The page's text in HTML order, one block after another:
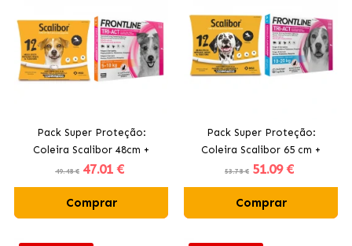
Pack Super Proteção:
Coleira Scalibor 48cm +
Frontline Tri-Act 3 Pipetas
49.48 € 47.01 €
Comprar
Pack Super Proteção:
Coleira Scalibor 65 cm +
Frontline Tri-Act 3 pipetas
tamanho médio
53.78 € 51.09 €
Comprar